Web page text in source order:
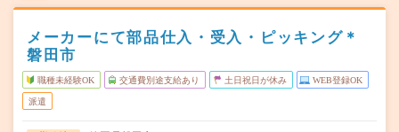
メーカーにて部品仕入・受入・ピッキング＊
磐田市
職種未経験OK 交通費別途支給あり 土日祝日が休み WEB登録OK
派遣